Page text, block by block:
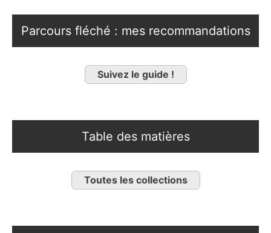
Parcours fléché : mes recommandations
Suivez le guide !
Table des matières
Toutes les collections